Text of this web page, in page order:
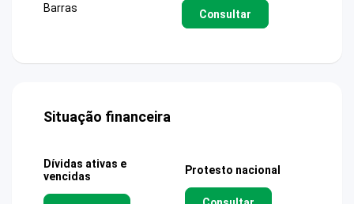
Barras
Consultar
Situação financeira
Dívidas ativas e
vencidas
Protesto nacional